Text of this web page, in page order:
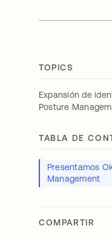
TOPICS
Expansión de
Posture
TABLA DE
Presentamos
Management
COMPARTIR